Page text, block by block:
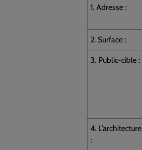
1. Adresse :
2. Surface :
3. Public-cible :
4. L’architecture
: